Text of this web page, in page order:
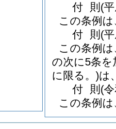
付 則 (
この条例
付 則 (
この条例
の次に5条を
に限る。)は
付 則 (
この条例